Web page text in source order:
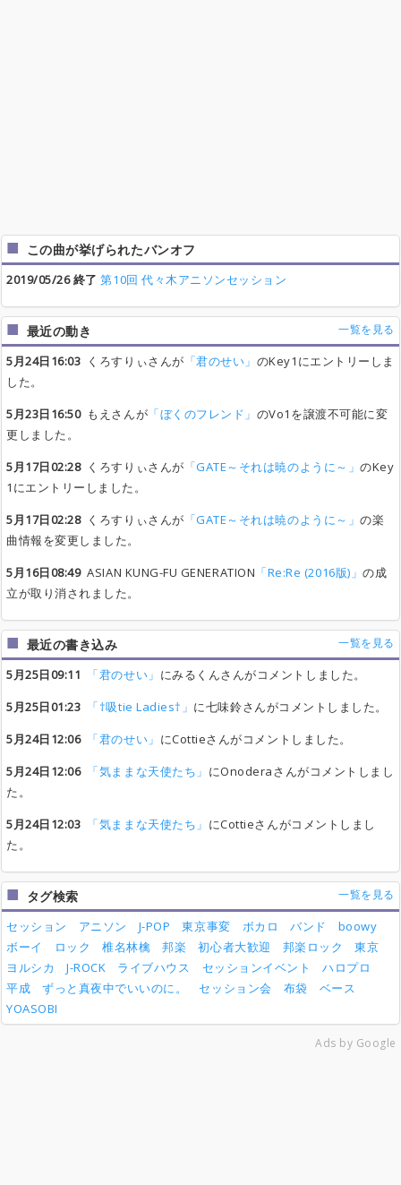
この曲が挙げられたバンオフ
2019/05/26 終了 第10回 代々木アニソンセッション
最近の動き 一覧を見る
5月24日16:03 くろすりぃさんが 「君のせい」 のKey1にエントリーしま
した。
5月23日16:50もえさんが 「ぼくのフレンド」 のVo1を譲渡不可能に変
更しました。
5月17日02:28くろすりぃさんが 「GATE～それは暁のように～」のKey
1にエントリーしました。
5月17日02:28くろすりぃさんが 「GATE～それは暁のように～」の楽
曲情報を変更しました。
5月16日08:49ASIAN KUNG-FU GENERATION 「Re:Re (2016版)」の成
立が取り消されました。
最近の書き込み 一覧を見る
5月25日09:11 「君のせい」 にみるくんさんがコメントしました。
5月25日01:23
「†吸tie Ladies†」 に七味鈴さんがコメントしました。
5月24日12:06
「君のせい」 にCottieさんがコメントしました。
5月24日12:06
「気ままな天使たち」 にOnoderaさんがコメントしまし
た。
5月24日12:03
「気ままな天使たち」 にCottieさんがコメントしまし
た。
タグ検索 一覧を見る
セッション アニソン J-POP 東京事変 ボカロ バンド
boowy
ボーイ
ロック 椎名林檎 邦楽 初心者大歓迎 邦楽ロック
東京
ヨルシカ
J-ROCK ライブハウス セッションイベント
ハロプロ
平成
ずっと真夜中でいいのに。 セッション会 布袋
ベース
YOASOBI
Ads by Google